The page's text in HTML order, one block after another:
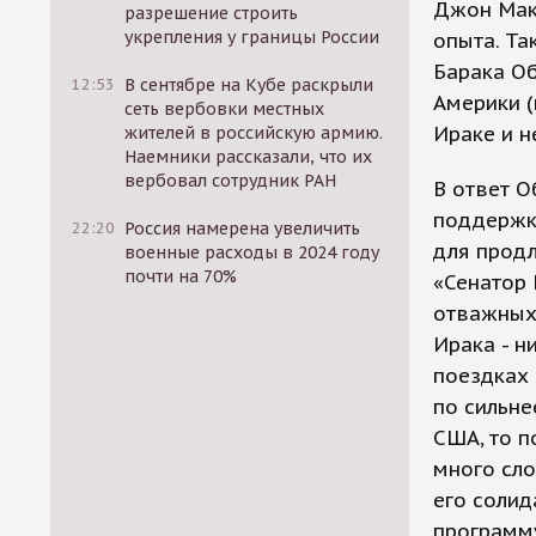
разрешение строить
укрепления у границы России
12:53
В сентябре на Кубе раскрыли
сеть вербовки местных
жителей в российскую армию.
Наемники рассказали, что их
вербовал сотрудник РАН
22:20 Россия намерена увеличить
военные расходы в 2024 году
почти на 70%
Джон
опыта.
Барака
Америки
Ираке и
В ответ
для
«Сенатор
Ирака -
по
США, то
много
его